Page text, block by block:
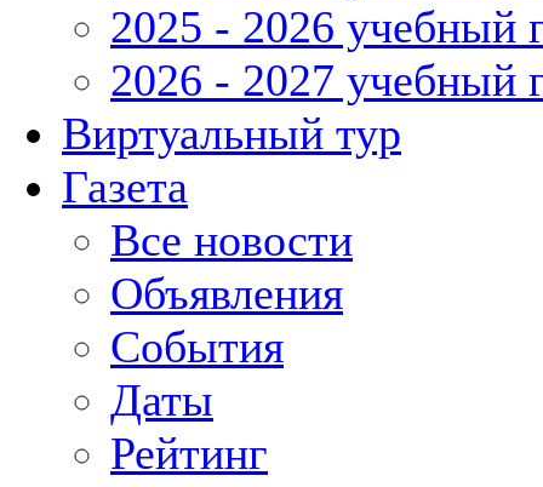
2025 - 2026 учебный
2026 - 2027 учебный
Виртуальный тур
Газета
Все новости
Объявления
События
Даты
Рейтинг